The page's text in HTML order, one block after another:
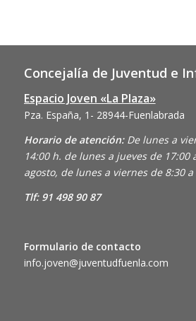
Concejalía de Juventud e
Espacio Joven «La Plaza»
Pza. España, 1- 28944-Fuenlabrada
Horario de atención: De lunes a
14:00 h. de lunes a jueves de 17:00
agosto, de lunes a viernes de 8:30 a
Tlf: 91 498 90 87
Formulario de contacto
info.joven@juventudfuenla.com